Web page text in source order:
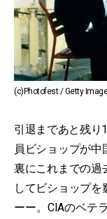
(c)Photofest / Getty
引退まであと残り
員ビショップが
裏にこれまでの過
してビショップ
ーー。CIAのベテ